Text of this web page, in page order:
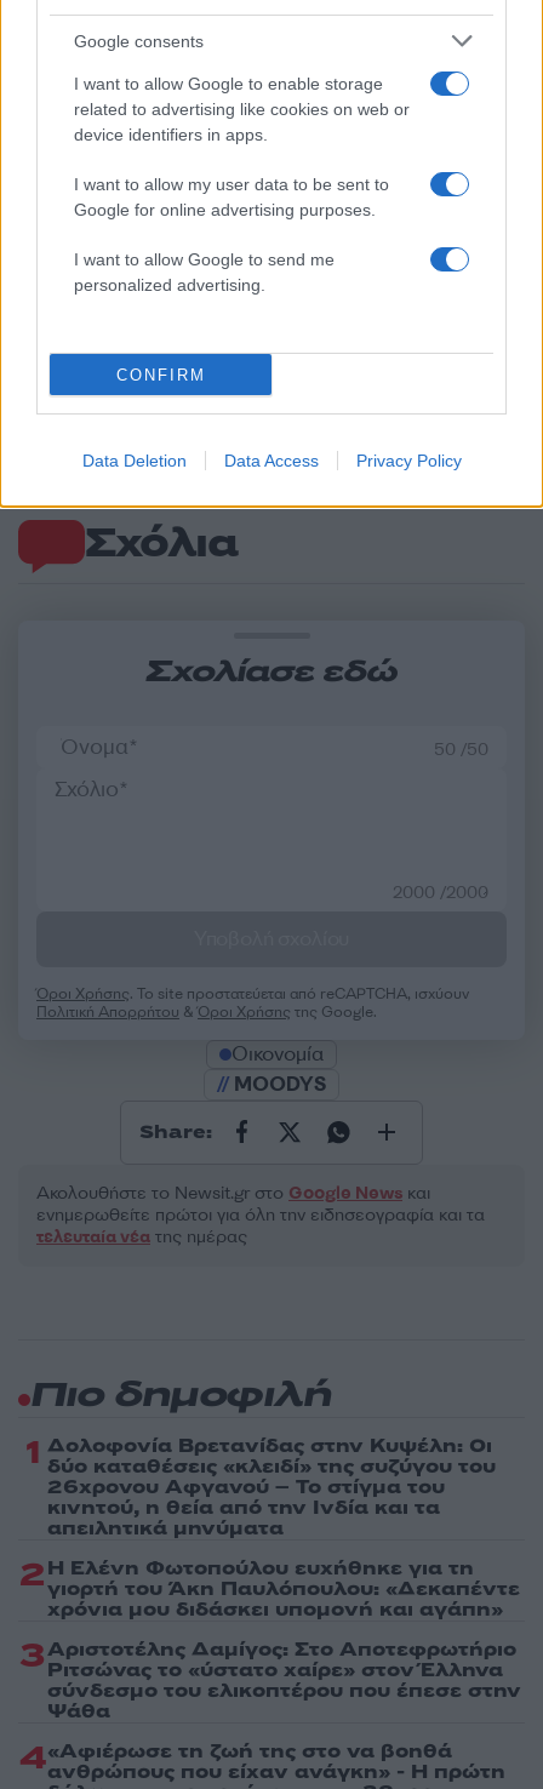
Google consents
I want to allow Google to enable storage
related to advertising like cookies on web or
device identifiers in apps.
I want to allow my user data to be sent to
Google for online advertising purposes.
I want to allow Google to send me
personalized advertising.
CONFIRM
Data Deletion Data Access Privacy Policy
Σχόλια
Σχολίασε εδώ
50 /50
2000 /2000
Όροι Χρήσης. Το site προστατεύεται από reCAPTCHA, ισχύουν
Πολιτική Απορρήτου &Όροι Χρήσης της Google.
Οικονομία
MOODYS
Share:
Ακολουθήστε το Νewsit.gr στο Google News και
ενημερωθείτε πρώτοι για όλη την ειδησεογραφία και τα
τελευταία νέα της ημέρας
Αν τα χάσατε
Τροχαίο στις Σέρρες:
«Ξαφνικά μου ήρθε το
αυτοκίνητο, προσπάθησα
οδηγός του φορτηγού
Ανανεώθηκε πριν
54 λεπτά
που έκρυβε τον
– «Ήθελα να τον
Πιο δημοφιλή
1 Δολοφονία Βρετανίδας στην Κυψέλη: Οι
δύο καταθέσεις «κλειδί» της συζύγου του
26χρονου Αφγανού – Το στίγμα του
κινητού, η θεία από την Ινδία και τα
απειλητικά μηνύματα
2Η Ελένη Φωτοπούλου ευχήθηκε για τη
γιορτή του Άκη Παυλόπουλου: «Δεκαπέντε
χρόνια μου διδάσκει υπομονή και αγάπη»
3Αριστοτέλης Δαμίγος: Στο Αποτεφρωτήριο
Ριτσώνας το «ύστατο χαίρε» στον Έλληνα
σύνδεσμο του ελικοπτέρου που έπεσε στην
Ψάθα
4«Αφιέρωσε τη ζωή της στο να βοηθά
ανθρώπους που είχαν ανάγκη» - Η πρώτη